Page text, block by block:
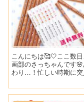
こんにちは🥰🤍ここ数
画部のさっちゃんです
わり…！忙しい時期に突